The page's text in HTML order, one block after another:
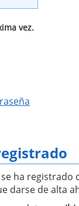
vez.
ha registrado
darse de alta